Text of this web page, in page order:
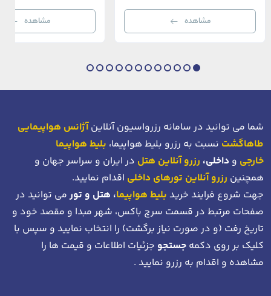
رستوران‌ها و ویلاها در هم آمیخته و تصویری
بی‌نظیر از استانبول معاصر را به […]
مشاهده
می‌رسند. امینونو از دوران بیزانس
عثمانی و امروز، به لطف موقعیت
مشاهده
شما می توانید در سامانه رزرواسیون آنلاینآژانس هواپیمایی
طاهاگشت نسبت به رزرو بلیط هواپیما، بلیط هواپیما
خارجی و داخلی، رزرو آنلاین هتل در ایران و سراسر جهان و
همچنین رزرو آنلاین تورهای داخلی اقدام نمایید.
جهت شروع فرایند خرید بلیط هواپیما، هتل و تورمی توانید در
صفحات مرتبط در قسمت سرچ باکس، شهر مبدا و مقصد خود و
تاریخ رفت (و در صورت نیاز برگشت) را انتخاب نمایید و سپس با
کلیک بر روی دکمه جستجو جزئیات اطلاعات و قیمت ها را
مشاهده و اقدام به رزرو نمایید .